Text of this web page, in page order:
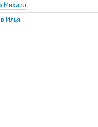
Михаил
Илья